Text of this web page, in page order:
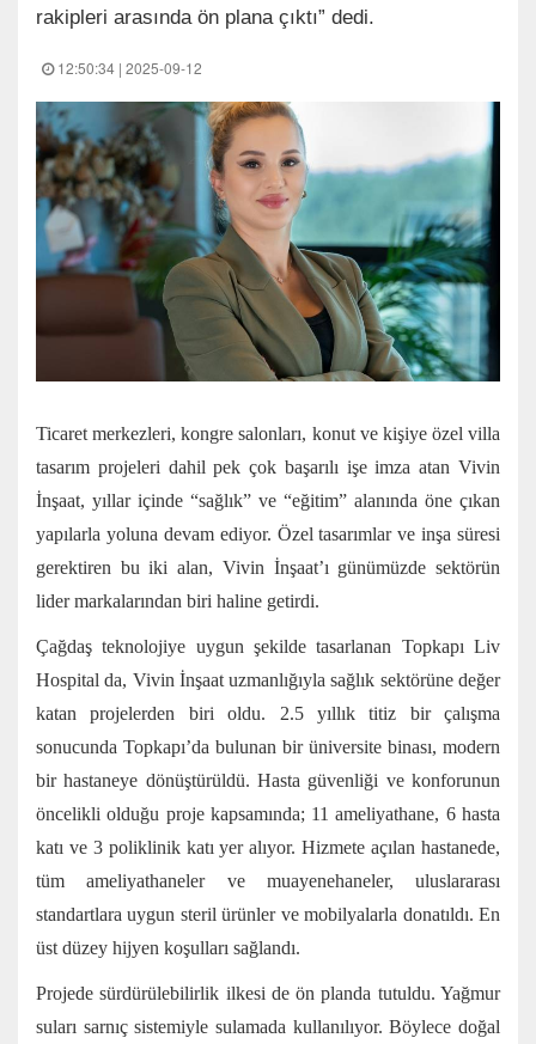
rakipleri arasında ön plana çıktı” dedi.
12:50:34 | 2025-09-12
Ticaret merkezleri, kongre salonları, konut ve kişiye özel villa
tasarım projeleri dahil pek çok başarılı işe imza atan Vivin
İnşaat, yıllar içinde “sağlık” ve “eğitim” alanında öne çıkan
yapılarla yoluna devam ediyor. Özel tasarımlar ve inşa süresi
gerektiren bu iki alan, Vivin İnşaat’ı günümüzde sektörün
lider markalarından biri haline getirdi.
Çağdaş teknolojiye uygun şekilde tasarlanan Topkapı Liv
Hospital da, Vivin İnşaat uzmanlığıyla sağlık sektörüne değer
katan projelerden biri oldu. 2.5 yıllık titiz bir çalışma
sonucunda Topkapı’da bulunan bir üniversite binası, modern
bir hastaneye dönüştürüldü. Hasta güvenliği ve konforunun
öncelikli olduğu proje kapsamında; 11 ameliyathane, 6 hasta
katı ve 3 poliklinik katı yer alıyor. Hizmete açılan hastanede,
tüm ameliyathaneler ve muayenehaneler, uluslararası
standartlara uygun steril ürünler ve mobilyalarla donatıldı. En
üst düzey hijyen koşulları sağlandı.
Projede sürdürülebilirlik ilkesi de ön planda tutuldu. Yağmur
suları sarnıç sistemiyle sulamada kullanılıyor. Böylece doğal